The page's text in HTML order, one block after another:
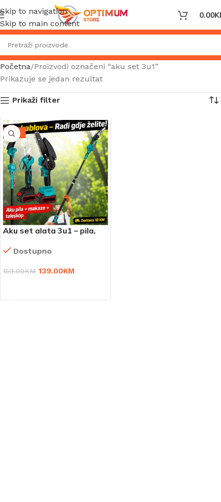
Skip to navigation
Skip to main content
0.00
Početna Proizvodi označeni “aku set 3u1”
Prikazuje se jedan rezultat
Prikaži filter
-13%
Aku set alata 3u1 – pila,
2 mDostupno
159.00KM 139.00KM